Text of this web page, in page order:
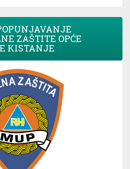
ZAŠTITE OPĆE
KISTANJE